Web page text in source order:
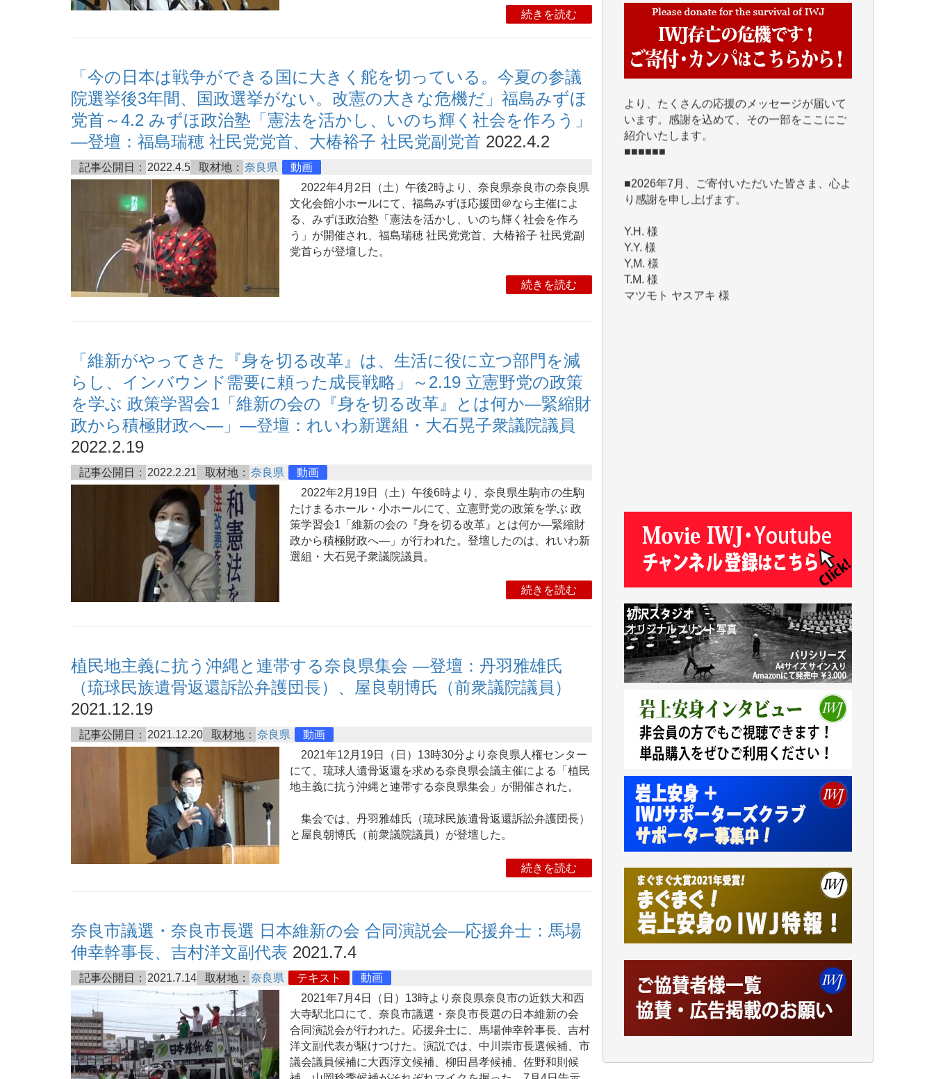
続きを読む
「今の日本は戦争ができる国に大きく舵を切っている。今夏の参議
院選挙後3年間、国政選挙がない。改憲の大きな危機だ」福島みずほ
党首～4.2 みずほ政治塾「憲法を活かし、いのち輝く社会を作ろう」
―登壇：福島瑞穂 社民党党首、大椿裕子 社民党副党首 2022.4.2
記事公開日： 2022.4.5 取材地： 奈良県
動画
2022年4月2日（土）午後2時より、奈良県奈良市の奈良県
文化会館小ホールにて、福島みずほ応援団＠なら主催によ
る、みずほ政治塾「憲法を活かし、いのち輝く社会を作ろ
う」が開催され、福島瑞穂 社民党党首、大椿裕子 社民党副
党首らが登壇した。
続きを読む
「維新がやってきた『身を切る改革』は、生活に役に立つ部門を減
らし、インバウンド需要に頼った成長戦略」～2.19 立憲野党の政策
を学ぶ 政策学習会1「維新の会の『身を切る改革』とは何か―緊縮財
政から積極財政へ―」―登壇：れいわ新選組・大石晃子衆議院議員
2022.2.19
記事公開日： 2022.2.21 取材地： 奈良県
動画
2022年2月19日（土）午後6時より、奈良県生駒市の生駒
たけまるホール・小ホールにて、立憲野党の政策を学ぶ 政
策学習会1「維新の会の『身を切る改革』とは何か―緊縮財
政から積極財政へ―」が行われた。登壇したのは、れいわ新
選組・大石晃子衆議院議員。
続きを読む
植民地主義に抗う沖縄と連帯する奈良県集会 ―登壇：丹羽雅雄氏
（琉球民族遺骨返還訴訟弁護団長）、屋良朝博氏（前衆議院議員）
2021.12.19
記事公開日： 2021.12.20 取材地： 奈良県
動画
2021年12月19日（日）13時30分より奈良県人権センター
にて、琉球人遺骨返還を求める奈良県会議主催による「植民
地主義に抗う沖縄と連帯する奈良県集会」が開催された。
集会では、丹羽雅雄氏（琉球民族遺骨返還訴訟弁護団長）
と屋良朝博氏（前衆議院議員）が登壇した。
続きを読む
奈良市議選・奈良市長選 日本維新の会 合同演説会―応援弁士：馬場
伸幸幹事長、吉村洋文副代表 2021.7.4
記事公開日： 2021.7.14 取材地： 奈良県 テキスト
動画
2021年7月4日（日）13時より奈良県奈良市の近鉄大和西
大寺駅北口にて、奈良市議選・奈良市長選の日本維新の会
合同演説会が行われた。応援弁士に、馬場伸幸幹事長、吉村
洋文副代表が駆けつけた。演説では、中川崇市長選候補、市
議会議員候補に大西淳文候補、柳田昌孝候補、佐野和則候
■■■■■■
IWJには、ご寄付・カンパをいただいた方々
より、たくさんの応援のメッセージが届いて
います。感謝を込めて、その一部をここにご
■■■■■■
■2026年7月、ご寄付いただいた皆さま、心よ
り感謝を申し上げます。
Y.H. 様
Y.Y. 様
T.M. 様
マツモト ヤスアキ 様
マシオン 恵美香 様
岩井 祐子 様
吉村 隆子 様
マシオン恵美香 様
平野智生 様
山本賢二 様
吉住俊昭 様
徳山匡 様
金 盛起 様
塩川 晃平 様
松本益美 様
井出 隆太 様
及川昭男 様
岩井祐子 様
藤田英之 様
藤岡比左志 様
井出 隆太 様
小池説夫 様
アオキカナメ 様
諸般の事情によりIWJ会費払えず今は非会員
です。市民側に立つ講演会にIWJのカメラマ
ンをよく拝見しております。コンテンツが失
われるのはあまりにもったいない。少しでも
今日、僅かですがカンパしました。（T.M.
様）
の妻を抱えている私にとっては精一杯のカン
パです。
かねてよりIWJが発してきた膨大な取材記事
や解説記事、そして各界の方々とのインタビ
ューは大袈裟ではなく、極めて重要な知的財